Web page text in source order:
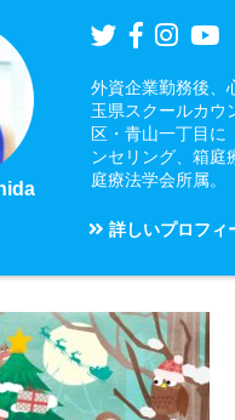
外資企業勤務後、
玉県スクールカウ
区・青山一丁目に
ンセリング、箱庭
庭療法学会所属。
詳しいプロフィ